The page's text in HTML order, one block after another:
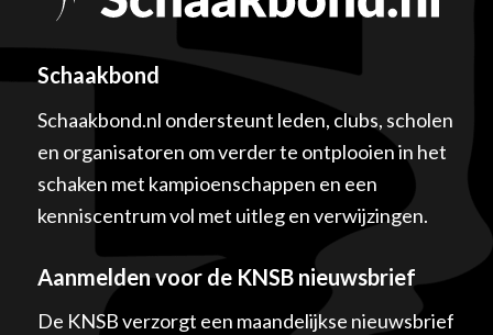
Schaakbond
Schaakbond.nl ondersteunt leden, clubs, scholen
en organisatoren om verder te ontplooien in het
schaken met kampioenschappen en een
kenniscentrum vol met uitleg en verwijzingen.
Aanmelden voor de KNSB nieuwsbrief
De KNSB verzorgt een maandelijkse nieuwsbrief